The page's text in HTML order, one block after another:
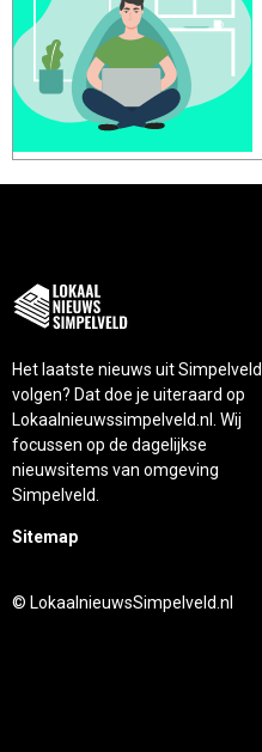
Het laatste nieuws uit Simpelveld
volgen? Dat doe je uiteraard op
Lokaalnieuwssimpelveld.nl. Wij
focussen op de dagelijkse
nieuwsitems van omgeving
Simpelveld.
Sitemap
© LokaalnieuwsSimpelveld.nl